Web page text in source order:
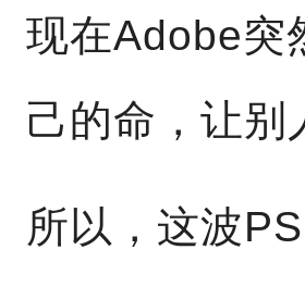
现在Adobe突
己的命，让别
所以，这波